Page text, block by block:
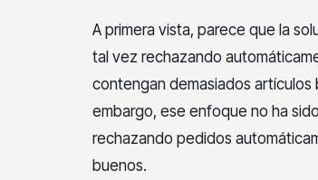
A primera vista, parece que la
tal vez rechazando
contengan demasiados
embargo, ese enfoque no ha
rechazando pedidos
buenos.